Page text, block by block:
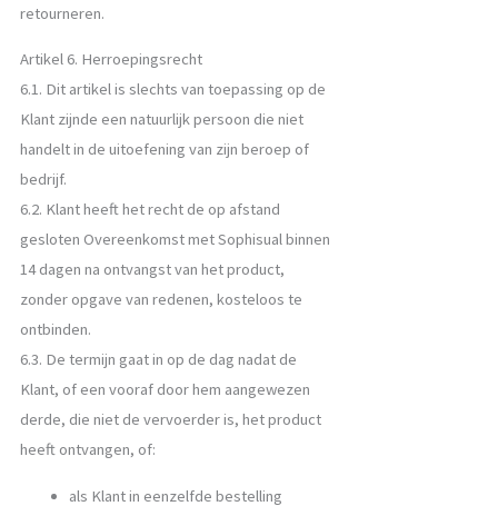
retourneren.
Artikel 6. Herroepingsrecht
6.1. Dit artikel is slechts van toepassing op de
Klant zijnde een natuurlijk persoon die niet
handelt in de uitoefening van zijn beroep of
bedrijf.
6.2. Klant heeft het recht de op afstand
gesloten Overeenkomst met Sophisual binnen
14 dagen na ontvangst van het product,
zonder opgave van redenen, kosteloos te
ontbinden.
6.3. De termijn gaat in op de dag nadat de
Klant, of een vooraf door hem aangewezen
derde, die niet de vervoerder is, het product
heeft ontvangen, of:
als Klant in eenzelfde bestelling